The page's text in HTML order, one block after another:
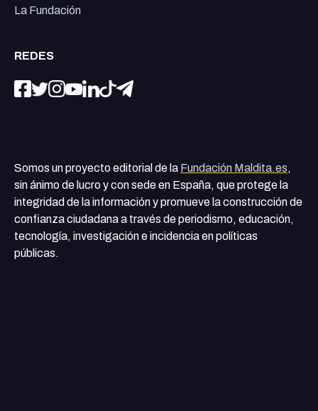
La Fundación
REDES
Somos un proyecto editorial de la Fundación Maldita.es,
sin ánimo de lucro y con sede en España, que protege la
integridad de la información y promueve la construcción de
confianza ciudadana a través de periodismo, educación,
tecnología, investigación e incidencia en políticas
públicas.